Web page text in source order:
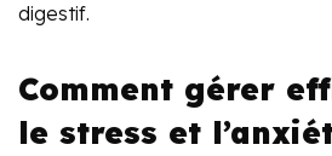
digestif.
Comment gérer
le stress et